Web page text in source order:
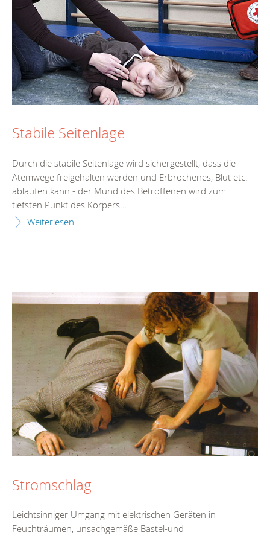
Stabile Seitenlage
Durch die stabile Seitenlage wird sichergestellt, dass die
Atemwege freigehalten werden und Erbrochenes, Blut etc.
ablaufen kann - der Mund des Betroffenen wird zum
tiefsten Punkt des Körpers....
Weiterlesen
Stromschlag
Leichtsinniger Umgang mit elektrischen Geräten in
Feuchträumen, unsachgemäße Bastel-und